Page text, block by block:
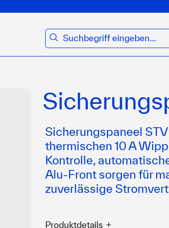
suchen
Sicherungspaneel
thermischen 10 A
Kontrolle,
Alu-Front sorgen für
zuverlässige
Produktdetails